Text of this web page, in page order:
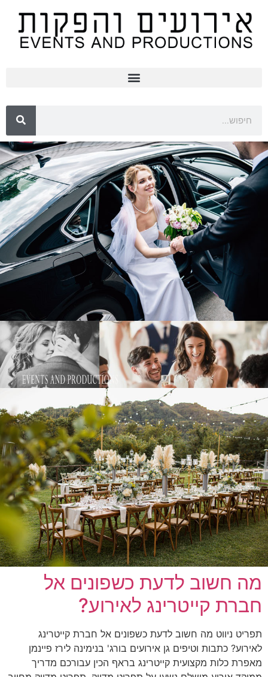
מה חשוב לדעת כשפונים אל
חברת קייטרינג לאירוע?
תפריט ניווט מה חשוב לדעת כשפונים אל חברת קייטרינג
לאירוע? כתבות וטיפים גן אירועים בורג' בנימינה לירז פיינמן
מאפרת כלות מקצועית קייטרינג בראף הכין עבורכם מדריך